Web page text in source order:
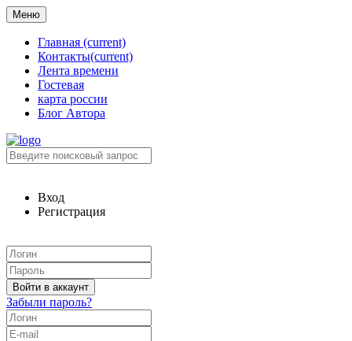
Меню
Главная (current)
Контакты(current)
Лента времени
Гостевая
карта россии
Блог Автора
Вход
Регистрация
Забыли пароль?